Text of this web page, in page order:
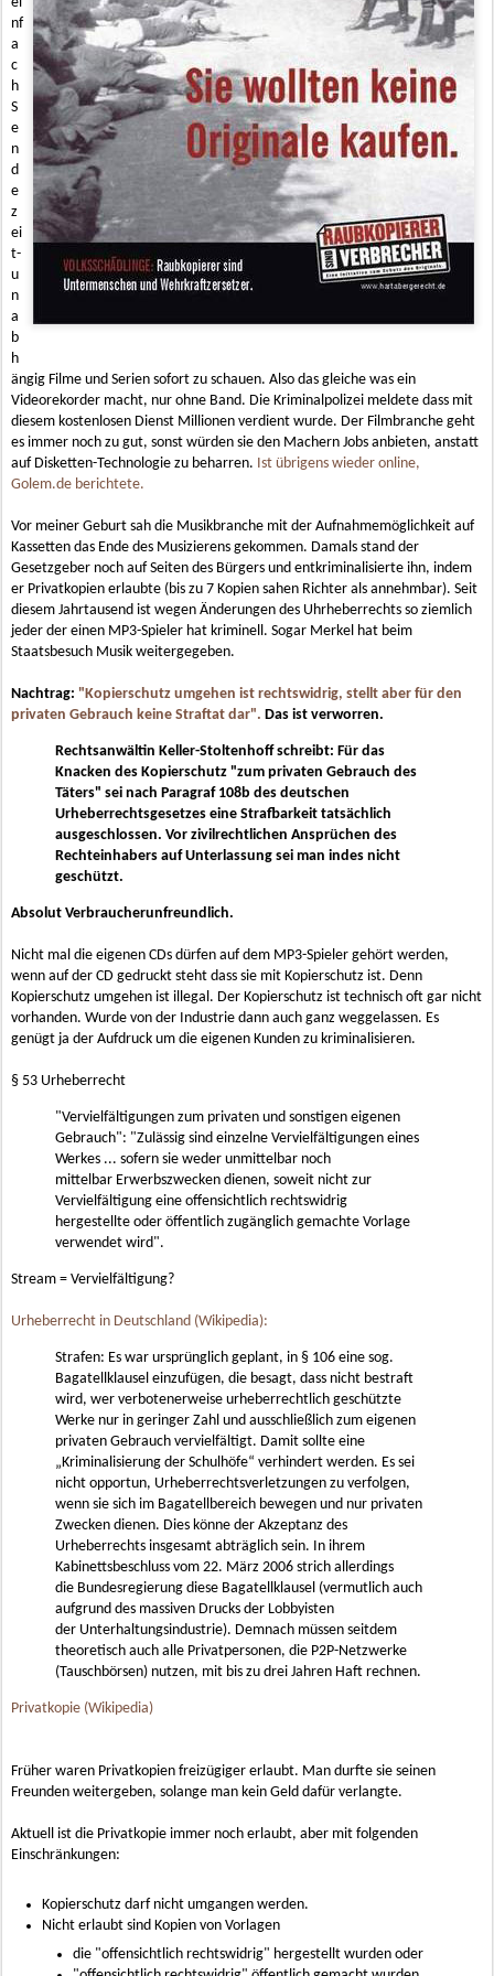
nf
a
c
h
S
e
n
d
e
z
ei
t-
u
n
a
b
h
ängig Filme und Serien sofort zu schauen. Also das gleiche was ein
Videorekorder macht, nur ohne Band. Die Kriminalpolizei meldete dass mit
diesem kostenlosen Dienst Millionen verdient wurde. Der Filmbranche geht
es immer noch zu gut, sonst würden sie den Machern Jobs anbieten, anstatt
auf Disketten-Technologie zu beharren. Ist übrigens wieder online,
Golem.de berichtete.
Vor meiner Geburt sah die Musikbranche mit der Aufnahmemöglichkeit auf
Kassetten das Ende des Musizierens gekommen. Damals stand der
Gesetzgeber noch auf Seiten des Bürgers und entkriminalisierte ihn, indem
er Privatkopien erlaubte (bis zu 7 Kopien sahen Richter als annehmbar). Seit
diesem Jahrtausend ist wegen Änderungen des Uhrheberrechts so ziemlich
jeder der einen MP3-Spieler hat kriminell. Sogar Merkel hat beim
Staatsbesuch Musik weitergegeben.
Nachtrag: "Kopierschutz umgehen ist rechtswidrig, stellt aber für den
privaten Gebrauch keine Straftat dar". Das ist verworren.
Rechtsanwältin Keller-Stoltenhoff schreibt: Für das
Knacken des Kopierschutz "zum privaten Gebrauch des
Täters" sei nach Paragraf 108b des deutschen
Urheberrechtsgesetzes eine Strafbarkeit tatsächlich
ausgeschlossen. Vor zivilrechtlichen Ansprüchen des
Rechteinhabers auf Unterlassung sei man indes nicht
geschützt.
Absolut Verbraucherunfreundlich.
Nicht mal die eigenen CDs dürfen auf dem MP3-Spieler gehört werden,
wenn auf der CD gedruckt steht dass sie mit Kopierschutz ist. Denn
Kopierschutz umgehen ist illegal. Der Kopierschutz ist technisch oft gar nicht
vorhanden. Wurde von der Industrie dann auch ganz weggelassen. Es
genügt ja der Aufdruck um die eigenen Kunden zu kriminalisieren.
§ 53 Urheberrecht
"Vervielfältigungen zum privaten und sonstigen eigenen
Gebrauch": "Zulässig sind einzelne Vervielfältigungen eines
Werkes ... sofern sie weder unmittelbar noch
mittelbar Erwerbszwecken dienen, soweit nicht zur
Vervielfältigung eine offensichtlich rechtswidrig
hergestellte oder öffentlich zugänglich gemachte Vorlage
verwendet wird".
Stream = Vervielfältigung?
Urheberrecht in Deutschland (Wikipedia):
Strafen: Es war ursprünglich geplant, in § 106 eine sog.
Bagatellklausel einzufügen, die besagt, dass nicht bestraft
wird, wer verbotenerweise urheberrechtlich geschützte
Werke nur in geringer Zahl und ausschließlich zum eigenen
privaten Gebrauch vervielfältigt. Damit sollte eine
„Kriminalisierung der Schulhöfe“ verhindert werden. Es sei
nicht opportun, Urheberrechtsverletzungen zu verfolgen,
wenn sie sich im Bagatellbereich bewegen und nur privaten
Zwecken dienen. Dies könne der Akzeptanz des
Urheberrechts insgesamt abträglich sein. In ihrem
Kabinettsbeschluss vom 22. März 2006 strich allerdings
die Bundesregierung diese Bagatellklausel (vermutlich auch
aufgrund des massiven Drucks der Lobbyisten
der Unterhaltungsindustrie). Demnach müssen seitdem
theoretisch auch alle Privatpersonen, die P2P-Netzwerke
(Tauschbörsen) nutzen, mit bis zu drei Jahren Haft rechnen.
Privatkopie (Wikipedia)
Früher waren Privatkopien freizügiger erlaubt. Man durfte sie seinen
Freunden weitergeben, solange man kein Geld dafür verlangte.
Aktuell ist die Privatkopie immer noch erlaubt, aber mit folgenden
Einschränkungen:
Kopierschutz darf nicht umgangen werden.
Nicht erlaubt sind Kopien von Vorlagen
die "offensichtlich rechtswidrig" hergestellt wurden oder